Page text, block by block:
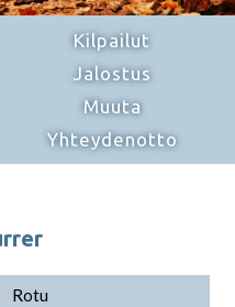
Kilpailut
Jalostus
Muuta
Yhteydenotto
Rotu